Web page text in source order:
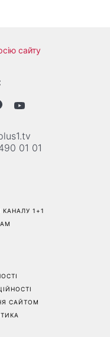
сайту
01 01
1+1
САЙТОМ